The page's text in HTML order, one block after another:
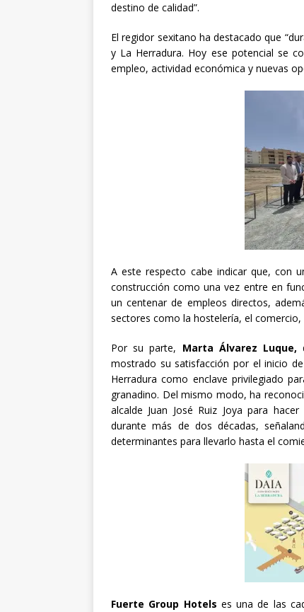
destino de calidad”.
El regidor sexitano ha destacado que
y La Herradura. Hoy ese potencial se
empleo, actividad económica y nuevas
A este respecto cabe indicar que, con
construcción como una vez entre en
un centenar de empleos directos,
sectores como la hostelería, el
Por su parte, Marta Álvarez Luque,
mostrado su satisfacción por el inicio
Herradura como enclave privilegiado
granadino. Del mismo modo, ha
alcalde Juan José Ruiz Joya para
durante más de dos décadas,
determinantes para llevarlo hasta el
Fuerte Group Hotels es una de las